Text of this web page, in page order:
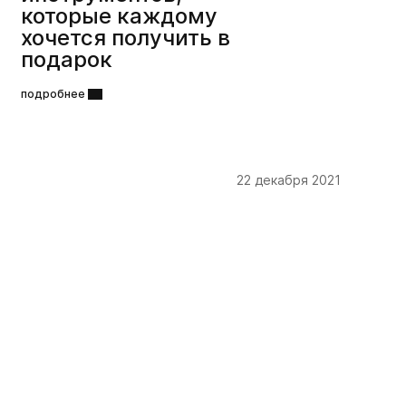
которые каждому
хочется получить в
подарок
подробнее
22 декабря 2021